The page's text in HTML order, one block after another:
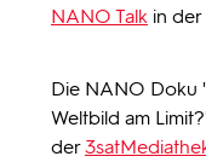
NANO Talk in der
Die NANO Doku
Weltbild am
der